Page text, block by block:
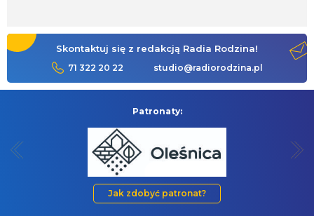
Skontaktuj się z redakcją Radia Rodzina!
71 322 20 22 studio@radiorodzina.pl
Patronaty:
Jak zdobyć patronat?